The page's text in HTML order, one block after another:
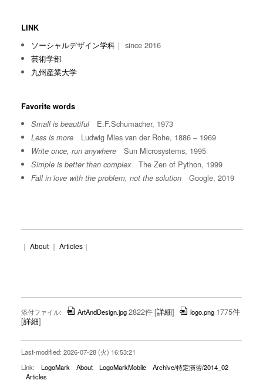
LINK
ソーシャルデザイン学科 ｜ since 2016
芸術学部
九州産業大学
Favorite words
Small is beautifulE.F.Schumacher, 1973
Less is more Ludwig Mies van der Rohe, 1886 – 1969
Write once, run anywhere Sun Microsystems, 1995
Simple is better than complexThe Zen of Python, 1999
Fall in love with the problem, not the solution Google, 2019
｜ About｜ Articles｜
添付ファイル: ArtAndDesign.jpg2822件[詳細] logo.png 1775件
[詳細]
Last-modified: 2026-07-28 (火) 16:53:21
Link:
LogoMark About LogoMarkMobile
Archive/特定演習/2014_02
Articles